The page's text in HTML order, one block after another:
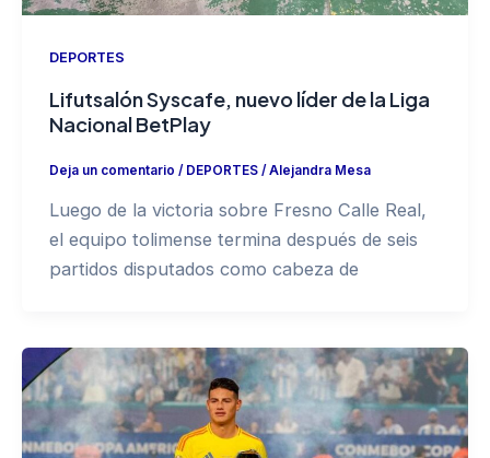
DEPORTES
Lifutsalón Syscafe, nuevo líder de la Liga
Nacional BetPlay
Deja un comentario / DEPORTES/ Alejandra Mesa
Luego de la victoria sobre Fresno Calle Real,
el equipo tolimense termina después de seis
partidos disputados como cabeza de